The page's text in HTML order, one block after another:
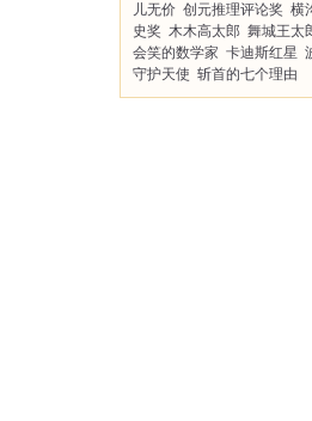
儿无价 创元推理评论奖 横
史奖 木木高太郎 舞城王太
会笑的数学家 卡迪斯红星
守护天使 斩首的七个理由